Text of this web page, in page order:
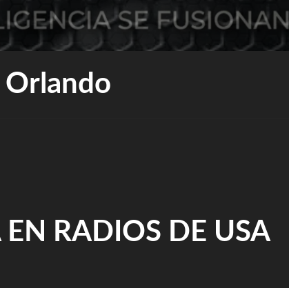
Orlando
RADIOS DE USA